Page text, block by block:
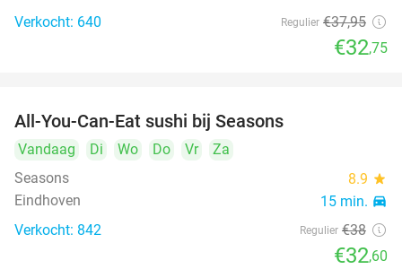
Verkocht: 640 Regulier €37,95
€32,75
All-You-Can-Eat sushi bij Seasons
Vandaag Di Wo Do Vr
Za
Seasons
8.9 star
Eindhoven 15 min. directions_car
Verkocht: 842 Regulier €38
€32,60